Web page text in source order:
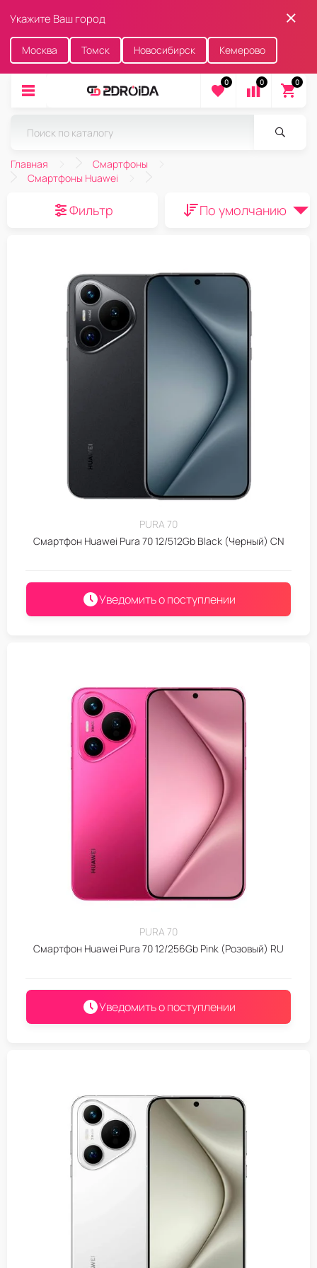
Укажите Ваш город
Москва Томск Новосибирск Кемерово
0 0 0
Главная
Смартфоны
Смартфоны Huawei
Фильтр По умолчанию
PURA 70
Смартфон Huawei Pura 70 12/512Gb Black (Черный) CN
Уведомить о поступлении
PURA 70
Смартфон Huawei Pura 70 12/256Gb Pink (Розовый) RU
Уведомить о поступлении